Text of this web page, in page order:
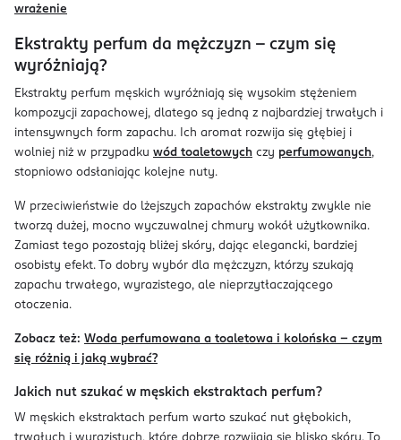
wrażenie
Ekstrakty perfum da mężczyzn – czym się
wyróżniają?
Ekstrakty perfum męskich wyróżniają się wysokim stężeniem
kompozycji zapachowej, dlatego są jedną z najbardziej trwałych i
intensywnych form zapachu. Ich aromat rozwija się głębiej i
wolniej niż w przypadku wód toaletowych czy perfumowanych,
stopniowo odsłaniając kolejne nuty.
W przeciwieństwie do lżejszych zapachów ekstrakty zwykle nie
tworzą dużej, mocno wyczuwalnej chmury wokół użytkownika.
Zamiast tego pozostają bliżej skóry, dając elegancki, bardziej
osobisty efekt. To dobry wybór dla mężczyzn, którzy szukają
zapachu trwałego, wyrazistego, ale nieprzytłaczającego
otoczenia.
Zobacz też: Woda perfumowana a toaletowa i kolońska – czym
się różnią i jaką wybrać?
Jakich nut szukać w męskich ekstraktach perfum?
W męskich ekstraktach perfum warto szukać nut głębokich,